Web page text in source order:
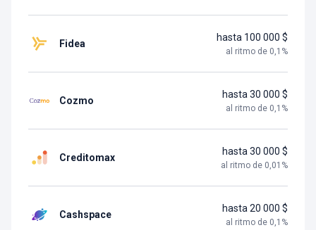
Fidea
hasta 100 000 $
al ritmo de 0,1 %
Cozmo
hasta 30 000 $
al ritmo de 0,1 %
Creditomax
hasta 30 000 $
al ritmo de 0,01 %
Cashspace
hasta 20 000 $
al ritmo de 0,1 %